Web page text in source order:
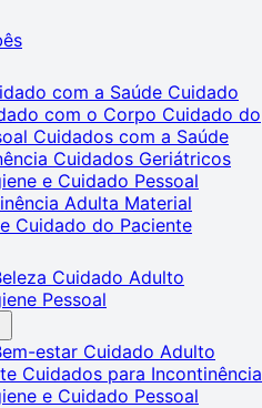
com a Saúde Cuidado
com o Corpo Cuidado do
Cuidados com a Saúde
Cuidados Geriátricos
e Cuidado Pessoal
Adulta Material
Cuidado do Paciente
Cuidado Adulto
Pessoal
estar Cuidado Adulto
Cuidados para Incontinência
e Cuidado Pessoal